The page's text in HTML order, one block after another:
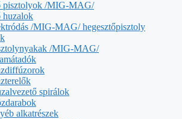
pisztolyok /MIG-MAG/
huzalok
/MIG-MAG/ hegesztőpisztoly
/MIG-MAG/
spirálok
alkatrészek